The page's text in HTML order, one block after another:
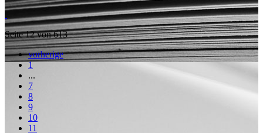
Seite 12 von 613
vorherige
1
...
7
8
9
10
11